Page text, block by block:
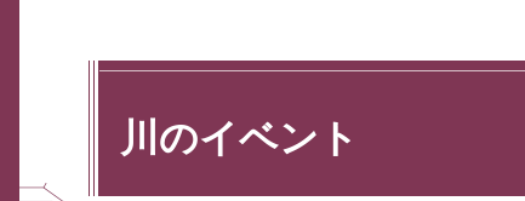
川のイベント